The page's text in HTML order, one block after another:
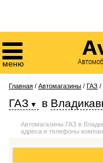

меню
Главная / Автомагазины / ГАЗ /
ГАЗ в
Автомагазины ГАЗ в
адреса и телефоны